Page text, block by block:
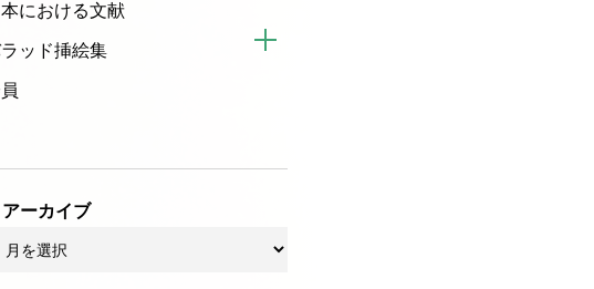
本における文献
ッド挿絵集
アーカイブ